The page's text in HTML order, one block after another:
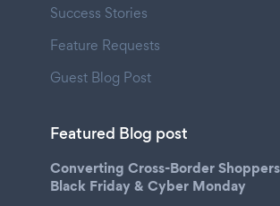
Success Stories
Feature Requests
Guest Blog Post
Featured Blog post
Converting Cross-Border
Black Friday & Cyber Monday